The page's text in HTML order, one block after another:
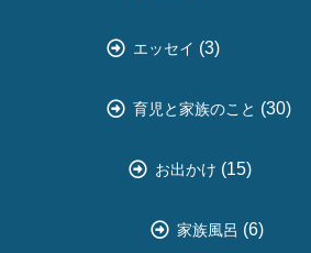
エッセイ (3)
育児と家族のこと (30)
お出かけ (15)
家族風呂 (6)